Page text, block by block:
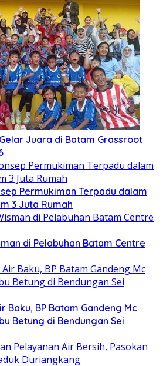
Gelar Juara di Batam Grassroot
Permukiman Terpadu dalam
3 Juta Rumah
di Pelabuhan Batam Centre
Baku, BP Batam Gandeng Mc
Betung di Bendungan Sei